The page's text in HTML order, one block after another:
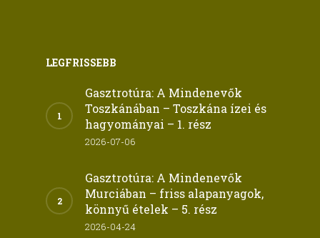
LEGFRISSEBB
Gasztrotúra: A Mindenevők
Toszkánában – Toszkána ízei és
hagyományai – 1. rész
2026-07-06
Gasztrotúra: A Mindenevők
Murciában – friss alapanyagok,
könnyű ételek – 5. rész
2026-04-24